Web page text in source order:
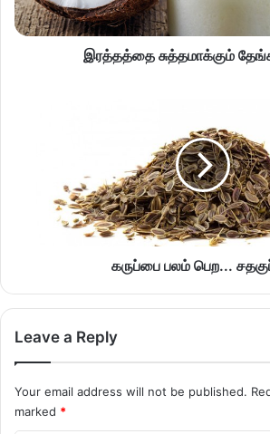
இரத்தத்தை சுத்தமாக்கும்
கருப்பை பலம் பெற...
Leave a Reply
Your email address will not be published.
marked *